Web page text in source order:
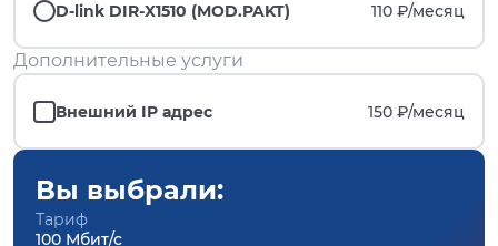
D-link DIR-X1510 (MOD.PAKT) 110 ₽/месяц
Дополнительные услуги
Внешний IP адрес 150 ₽/месяц
Вы выбрали:
Тариф
100 Мбит/с